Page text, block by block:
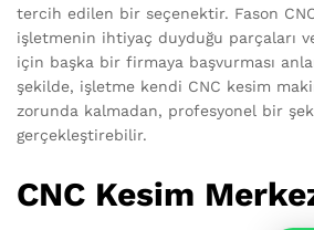
tercih edilen bir seçenektir. Fason
işletmenin ihtiyaç duyduğu parçaları
için başka bir firmaya başvurması
şekilde, işletme kendi CNC kesim
zorunda kalmadan, profesyonel bir
gerçekleştirebilir.
CNC Kesim